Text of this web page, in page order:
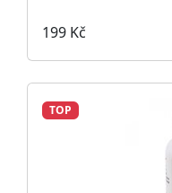
199 Kč
TOP